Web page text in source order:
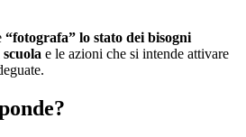
“fotografa” lo stato dei bisogni
e le azioni che si intende attivare